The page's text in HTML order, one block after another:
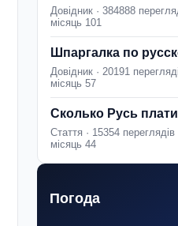
Довідник · 384888
місяць 101
Шпаргалка по
Довідник · 20191
місяць 57
Сколько Русь
Стаття · 15354
місяць 44
Погода